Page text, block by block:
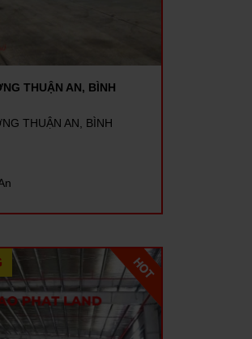
THUẬN AN, BÌNH
THUẬN AN, BÌNH